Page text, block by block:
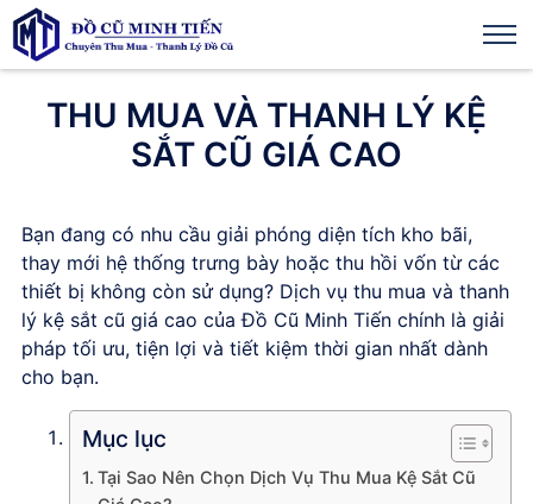
THU MUA VÀ THANH LÝ KỆ
SẮT CŨ GIÁ CAO
Bạn đang có nhu cầu giải phóng diện tích kho bãi,
thay mới hệ thống trưng bày hoặc thu hồi vốn từ các
thiết bị không còn sử dụng? Dịch vụ thu mua và thanh
lý kệ sắt cũ giá cao củaĐồ Cũ Minh Tiến chính là giải
pháp tối ưu, tiện lợi và tiết kiệm thời gian nhất dành
cho bạn.
Mục lục
Tại Sao Nên Chọn Dịch Vụ Thu Mua Kệ Sắt Cũ